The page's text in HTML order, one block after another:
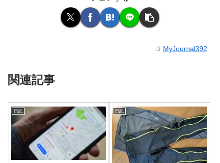
MyJournal392
関連記事
日記 日記